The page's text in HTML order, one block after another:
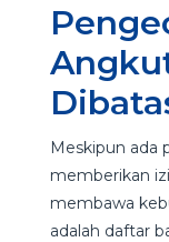
Meskipun ada
memberikan
membawa
adalah daftar